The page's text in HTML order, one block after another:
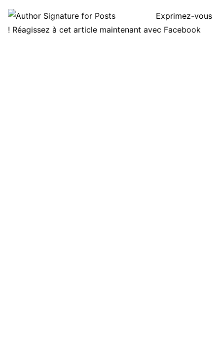
Exprimez-vous
! Réagissez à cet article maintenant avec Facebook